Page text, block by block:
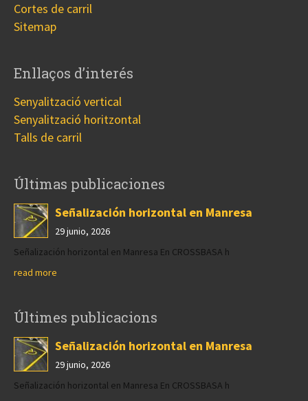
Cortes de carril
Sitemap
Enllaços d’interés
Senyalització vertical
Senyalització horitzontal
Talls de carril
Últimas publicaciones
Señalización horizontal en Manresa
29 junio, 2026
Señalización horizontal en Manresa En CROSSBASA h
read more
Últimes publicacions
Señalización horizontal en Manresa
29 junio, 2026
Señalización horizontal en Manresa En CROSSBASA h